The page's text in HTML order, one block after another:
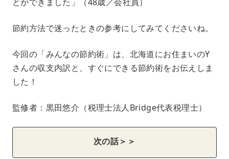
節約方法で迷ったときの参考にしてみてくださいね。
今回の「みんなの節約術」は、北海道にお住まいのY
さんの収支内訳と、すぐにできる節約術をお伝えしま
した！
監修者：黒田悠介（税理士法人Bridge代表税理士）
次の話＞＞